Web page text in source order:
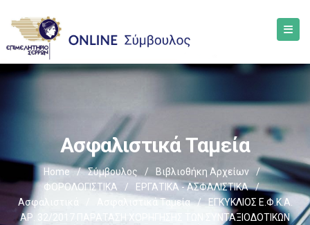
Ασφαλιστικά Ταμεία
Home / Σύμβουλος / Βιβλιοθήκη Αρχείων
/
ΦΟΡΟΛΟΓΙΣΤΙΚΑ
/ ΕΡΓΑΤΙΚΑ - ΑΣΦΑΛΙΣΤΙΚΑ
/
Ασφαλιστικά
Ασφαλιστικά Ταμεία /
ΕΓΚΥΚΛΙΟΣ Ε.Φ.Κ.Α.
ΑΡ. 32/2017 ΠΑΡΑΤΑΣΗ ΧΟΡΗΓΗΣΗΣ ΤΩΝ ΣΥΝΤΑΞΙΟΔΟΤΙΚΩΝ